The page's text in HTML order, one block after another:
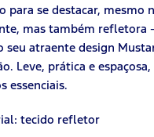
para se destacar, mesmo
mas também refletora
seu atraente design
Leve, prática e
essenciais.
tecido refletor